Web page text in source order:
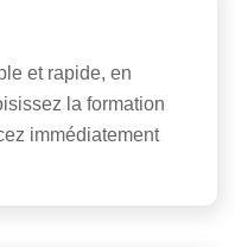
et rapide, en
la formation
immédiatement